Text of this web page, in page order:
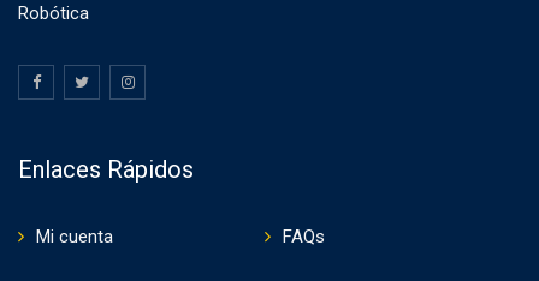
Robótica
Enlaces Rápidos
Mi cuenta FAQs